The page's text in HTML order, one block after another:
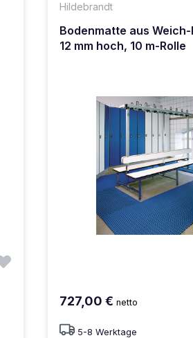
Hildebrandt
Bodenmatte aus Weich-
12 mm hoch, 10 m-Rolle
727,00 € netto
5-8 Werktage